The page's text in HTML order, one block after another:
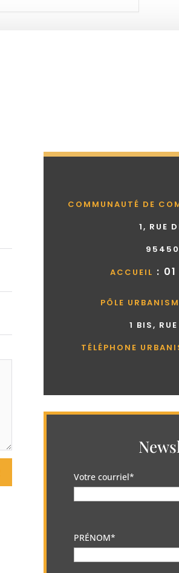
COMMUNAUTÉ DE
1, RUE
95450
ACCUEIL :
PÔLE
1 BIS,
TÉLÉPHONE
Votre courriel*
PRÉNOM*